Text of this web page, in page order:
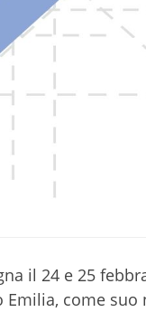
il 24 e 25
come suo